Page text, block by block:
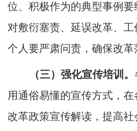
位、积极作为的典型事例要
对敷衍塞责、延误改革、
个人要严肃问责，确保改革
（三）强化宣传培训。
用通俗易懂的宣传方式，
改革政策宣传解读，提高